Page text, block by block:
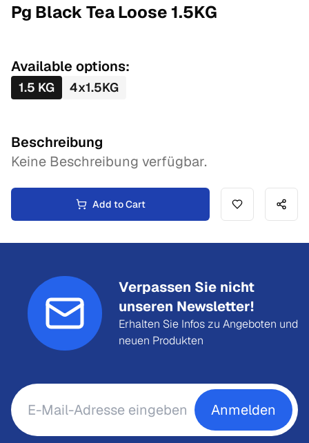
Pg Black Tea Loose1.5KG
Available options:
1.5 KG 4x1.5KG
Beschreibung
Keine Beschreibung verfügbar.
Add to Cart
Verpassen Sie nicht
unseren Newsletter!
Erhalten Sie Infos zu Angeboten und
neuen Produkten
Anmelden